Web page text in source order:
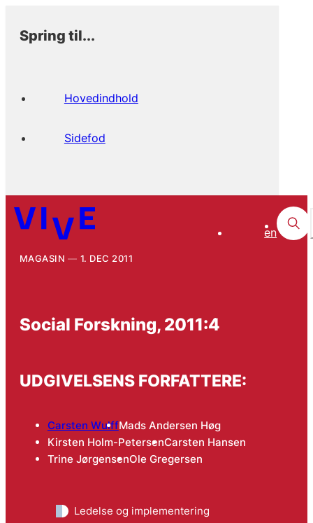
Spring til...
Hovedindhold
Sidefod
en
MAGASIN 1. DEC 2011
Social Forskning, 2011:4
UDGIVELSENS FORFATTERE:
Carsten WulffMads Andersen Høg
Kirsten Holm-PetersenCarsten Hansen
Trine JørgensenOle Gregersen
Ledelse og implementering